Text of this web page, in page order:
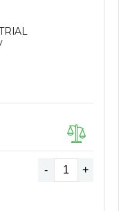
- +